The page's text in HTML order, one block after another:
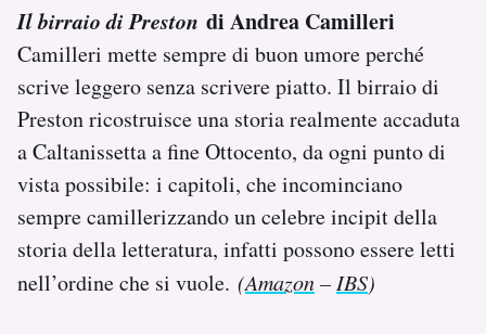
Il birraio di Preston di Andrea Camilleri
Camilleri mette sempre di buon umore perché
scrive leggero senza scrivere piatto. Il birraio di
Preston ricostruisce una storia realmente accaduta
a Caltanissetta a fine Ottocento, da ogni punto di
vista possibile: i capitoli, che incominciano
sempre camillerizzando un celebre incipit della
storia della letteratura, infatti possono essere letti
nell’ordine che si vuole. (Amazon–IBS)